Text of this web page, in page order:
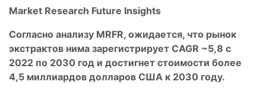
Market Research Future Insights
Согласно анализу MRFR, ожидается, что рынок
экстрактов нима зарегистрирует CAGR ~5,8 с
2022 по 2030 год и достигнет стоимости более
4,5 миллиардов долларов США к 2030 году.